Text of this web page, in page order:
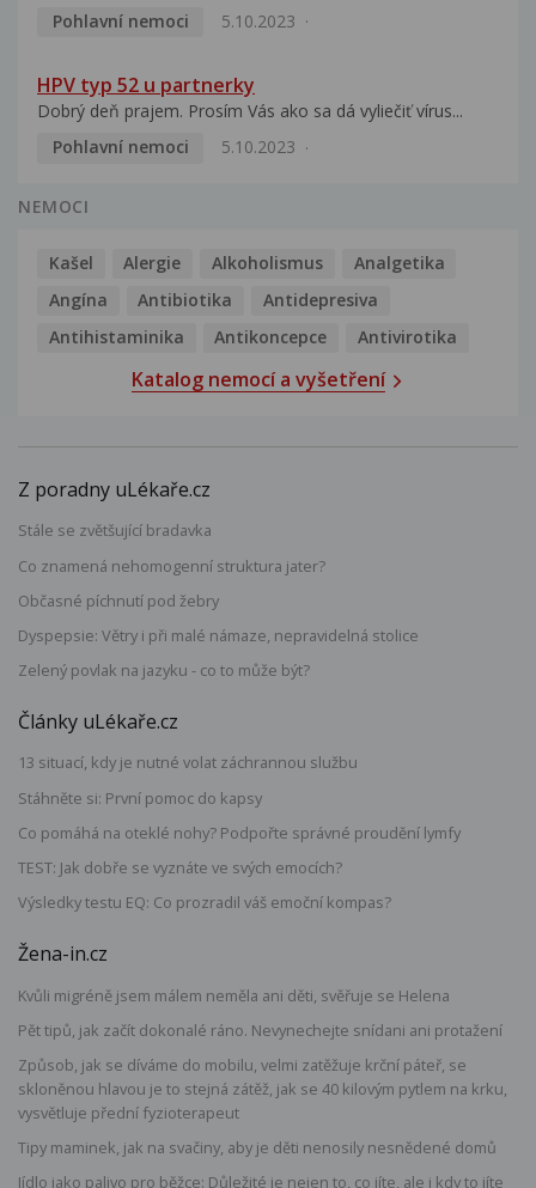
Pohlavní nemoci
5.10.2023
HPV typ 52 u partnerky
Dobrý deň prajem. Prosím Vás ako sa dá vyliečiť vírus...
Pohlavní nemoci
5.10.2023
NEMOCI
Kašel Alergie Alkoholismus
Analgetika
Angína
Antibiotika
Antidepresiva
Antihistaminika
Antikoncepce Antivirotika
Katalog nemocí a vyšetření
Z poradny uLékaře.cz
Stále se zvětšující bradavka
Co znamená nehomogenní struktura jater?
Občasné píchnutí pod žebry
Dyspepsie: Větry i při malé námaze, nepravidelná stolice
Zelený povlak na jazyku - co to může být?
Články uLékaře.cz
13 situací, kdy je nutné volat záchrannou službu
Stáhněte si: První pomoc do kapsy
Co pomáhá na oteklé nohy? Podpořte správné proudění lymfy
TEST: Jak dobře se vyznáte ve svých emocích?
Výsledky testu EQ: Co prozradil váš emoční kompas?
Žena-in.cz
Kvůli migréně jsem málem neměla ani děti, svěřuje se Helena
Pět tipů, jak začít dokonalé ráno. Nevynechejte snídani ani protažení
Způsob, jak se díváme do mobilu, velmi zatěžuje krční páteř, se
skloněnou hlavou je to stejná zátěž, jak se 40 kilovým pytlem na krku,
vysvětluje přední fyzioterapeut
Tipy maminek, jak na svačiny, aby je děti nenosily nesnědené domů
Jídlo jako palivo pro běžce: Důležité je nejen to, co jíte, ale i kdy to jíte